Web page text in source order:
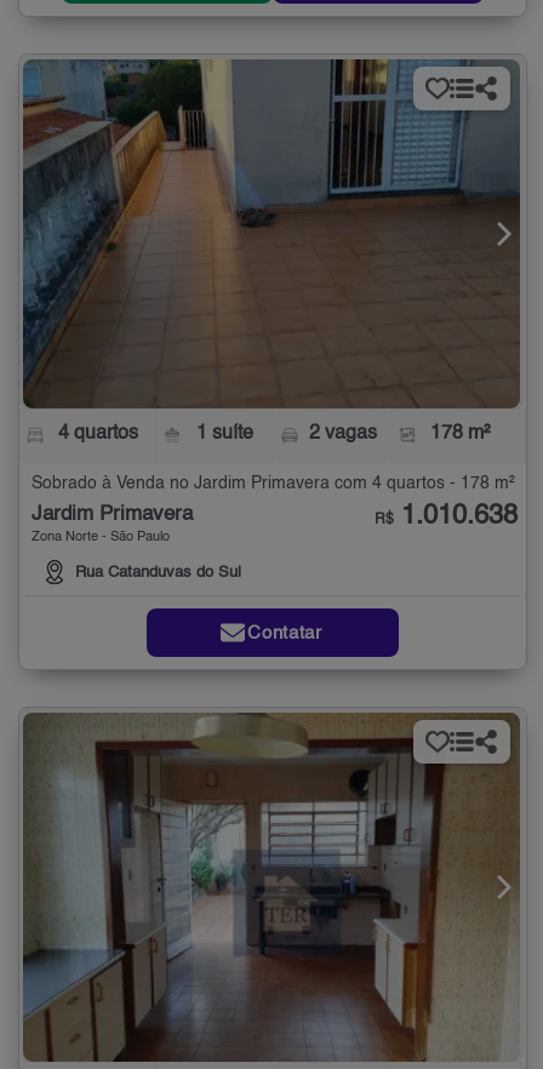
4 quartos 1 suíte 2 vagas 178 m²
Sobrado à Venda no Jardim Primavera com 4 quartos - 178 m²
Jardim Primavera
Zona Norte - São Paulo
Rua Catanduvas do Sul
R$ 1.010.638
Contatar